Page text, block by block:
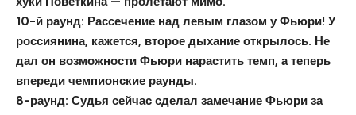
10-й раунд: Рассечение над левым глазом у Фьюри! У
россиянина, кажется, второе дыхание открылось. Не
дал он возможности Фьюри нарастить темп, а теперь
впереди чемпионские раунды.
8-раунд: Судья сейчас сделал замечание Фьюри за